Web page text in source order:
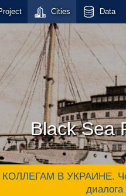
Cities Data
Black Sea
В УКРАИНЕ.